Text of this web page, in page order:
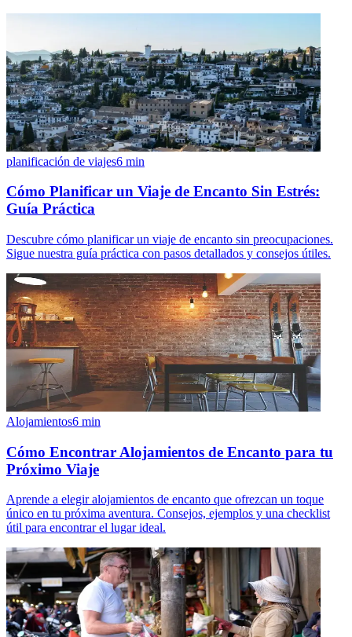
planificación de viajes6 min
Cómo Planificar un Viaje de Encanto Sin Estrés:
Guía Práctica
Descubre cómo planificar un viaje de encanto sin preocupaciones.
Sigue nuestra guía práctica con pasos detallados y consejos útiles.
Alojamientos6 min
Cómo Encontrar Alojamientos de Encanto para tu
Próximo Viaje
Aprende a elegir alojamientos de encanto que ofrezcan un toque
único en tu próxima aventura. Consejos, ejemplos y una checklist
útil para encontrar el lugar ideal.